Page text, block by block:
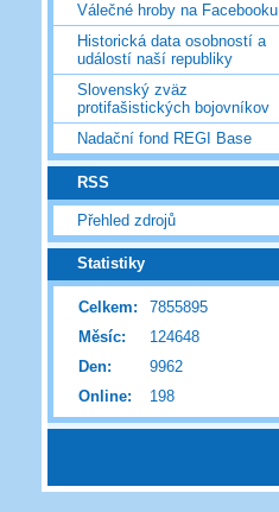
Válečné hroby na Facebooku
Historická data osobností a
událostí naší republiky
Slovenský zväz
protifašistických bojovníkov
Nadační fond REGI Base
RSS
Přehled zdrojů
Statistiky
Online: 198
Celkem:
7855895
Měsíc:
124648
Den:
9962